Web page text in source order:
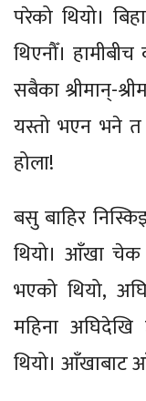
परेको थियो।
थिएनौँ।
सबैका श्रीमान्-
यस्तो भएन भने त
होला!
बसु बाहिर
थियो। आँखा चेक
भएको थियो,
महिना
थियो। आँखाबाट